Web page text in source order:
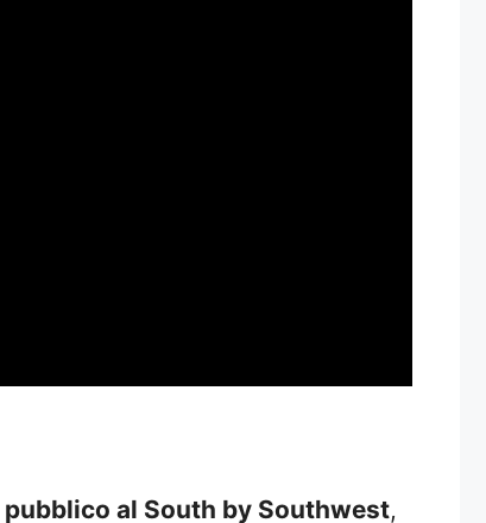
pubblico al South by Southwest,